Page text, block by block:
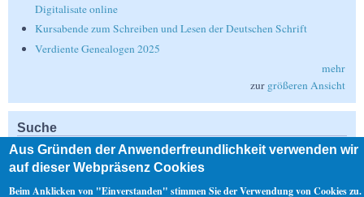
Digitalisate online
Kursabende zum Schreiben und Lesen der Deutschen Schrift
Verdiente Genealogen 2025
mehr
zur größeren Ansicht
Suche
Suche
Aus Gründen der Anwenderfreundlichkeit verwenden wir
auf dieser Webpräsenz Cookies
Beim Anklicken von "Einverstanden" stimmen Sie der Verwendung von Cookies zu.